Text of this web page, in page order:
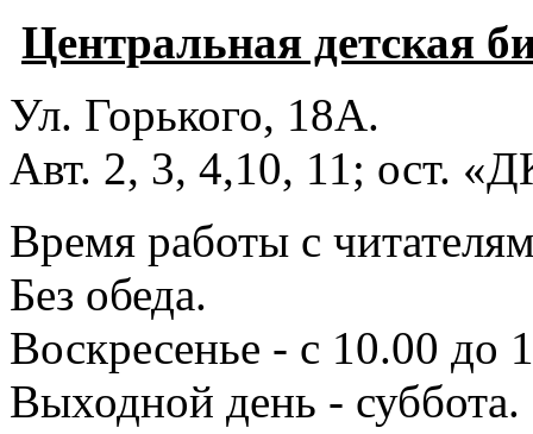
Центральная детская
Ул. Горького, 18А.
Авт. 2, 3, 4,10, 11; ост.
Время работы с
Без обеда.
Воскресенье - с 10.00 до
Выходной день - суббота.